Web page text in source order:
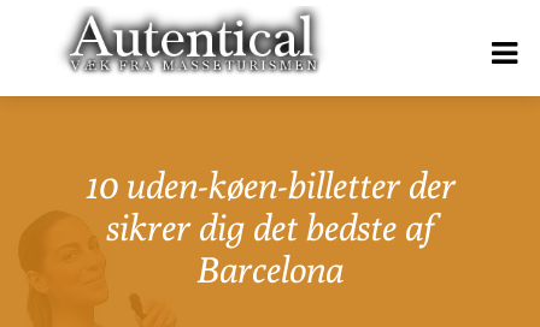
10 uden-køen-billetter der
sikrer dig det bedste af
Barcelona